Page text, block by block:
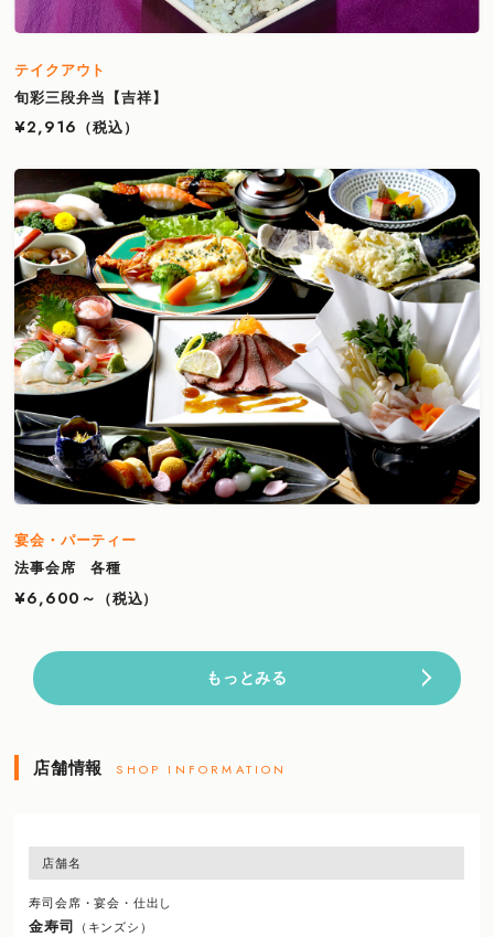
テイクアウト
旬彩三段弁当【吉祥】
¥2,916
（税込）
宴会・パーティー
法事会席 各種
¥6,600～
（税込）
もっとみる
店舗情報 SHOP INFORMATION
店舗名
寿司会席・宴会・仕出し
金寿司 （キンズシ）